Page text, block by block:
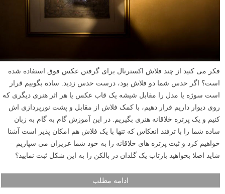
فکر می کنید از چند فلاش اکسترنال برای گرفتن عکس فوق استفاده شده
است؟ اگر حدس شما دو فلاش بود، درست حدس زدید. ساده بگوییم قرار
است سوژه یا مدل را مقابل شیشه یک قاب عکس یا هر اثر هنری دیگری که
روی دیوار داریم قرار دهیم، با کمک فلاش از مقابل و پشت نورپردازی اش
کنیم و یک پرتره خلاقانه هنری بگیریم. در این آموزش گام به گام به زبان
ساده شما را با ترفند انعکاس که تنها با یک فلاش هم امکان پذیر است آشنا
خواهیم کرد و ثبت پرتره های خلاقانه را به خود شما عزیزان می سپاریم –
شاید اصلا بخواهید بازتاب یک گلدان در بالکن را به این شکل ثبت نمایید؟
ادامه مطلب